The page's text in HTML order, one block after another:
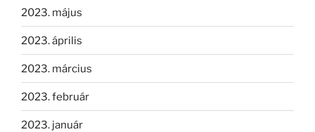
2023. május
2023. április
2023. március
2023. február
2023. január